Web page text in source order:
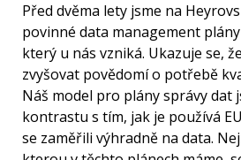
Před dvěma lety jsme na
povinné data management
který u nás vzniká. Ukazuje se,
zvyšovat povědomí o potřebě
Náš model pro plány správy dat
kontrastu s tím, jak je používá
se zaměřili výhradně na data.